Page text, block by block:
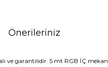
Önerileriniz
ve garantilidir. 5 mt RGB İÇ